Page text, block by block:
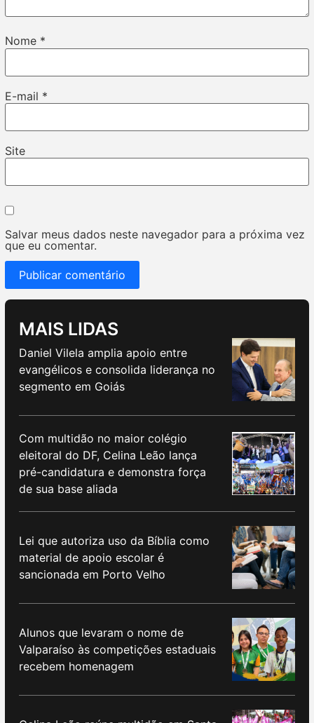
Nome *
E-mail *
Site
Salvar meus dados neste navegador para a próxima vez
que eu comentar.
MAIS LIDAS
Daniel Vilela amplia apoio entre
evangélicos e consolida liderança no
segmento em Goiás
Com multidão no maior colégio
eleitoral do DF, Celina Leão lança
pré-candidatura e demonstra força
de sua base aliada
Lei que autoriza uso da Bíblia como
material de apoio escolar é
sancionada em Porto Velho
Alunos que levaram o nome de
Valparaíso às competições estaduais
recebem homenagem